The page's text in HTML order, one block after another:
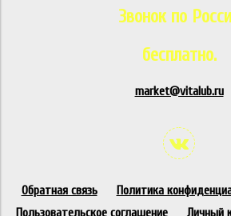
Звонок по
бесплатно.
market@vitalub.ru
Обратная связь
Политика
Пользовательское соглашение
Личный